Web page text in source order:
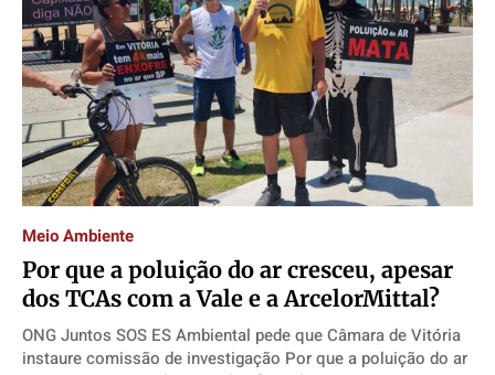
Meio Ambiente
Por que a poluição do ar cresceu, apesar
dos TCAs com a Vale e a ArcelorMittal?
ONG Juntos SOS ES Ambiental pede que Câmara de Vitória
instaure comissão de investigação Por que a poluição do ar